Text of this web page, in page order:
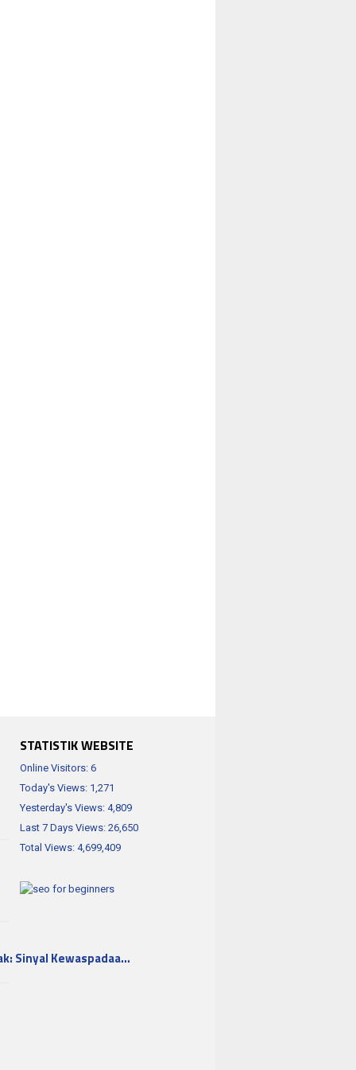
Sinyal Kewaspadaa…
STATISTIK WEBSITE
Online Visitors: 6
Today's Views: 1,271
Yesterday's Views: 4,809
Last 7 Days Views: 26,650
Total Views: 4,699,409